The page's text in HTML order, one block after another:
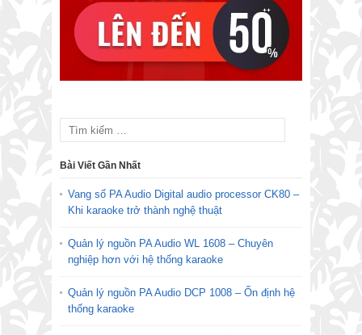
Bài Viết Gần Nhất
Vang số PA Audio Digital audio processor CK80 –
Khi karaoke trở thành nghệ thuật
Quản lý nguồn PA Audio WL 1608 – Chuyên
nghiệp hơn với hệ thống karaoke
Quản lý nguồn PA Audio DCP 1008 – Ổn định hệ
thống karaoke